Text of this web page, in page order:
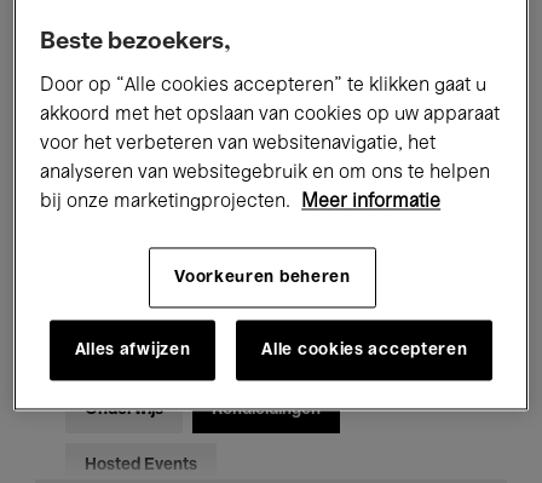
Alle evenementen
Tentoonstellingen Films
Performances Lezingen & Debatten
Jazz Klassieke Muziek Global Music
Voor iedereen Kids’ Palace
Onderwijs Rondleidingen
Hosted Events
Beste bezoekers,
Door op “Alle cookies accepteren” te klikken gaat u
akkoord met het opslaan van cookies op uw apparaat
voor het verbeteren van websitenavigatie, het
analyseren van websitegebruik en om ons te helpen
bij onze marketingprojecten.
Meer informatie
Voorkeuren beheren
Alles afwijzen Alle cookies accepteren